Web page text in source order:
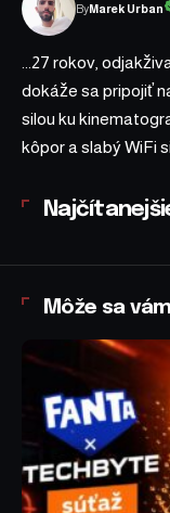
ByMarek Urban
...27 rokov,
dokáže sa pripojiť
silou ku
kôpor a slabý WiFi
Môže sa